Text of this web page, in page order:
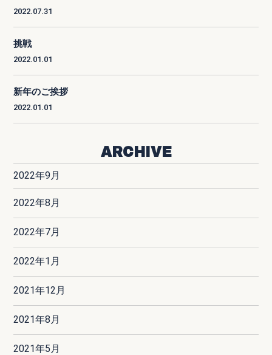
2022.07.31
挑戦
2022.01.01
新年のご挨拶
2022.01.01
ARCHIVE
2022年9月
2022年8月
2022年7月
2022年1月
2021年12月
2021年8月
2021年5月